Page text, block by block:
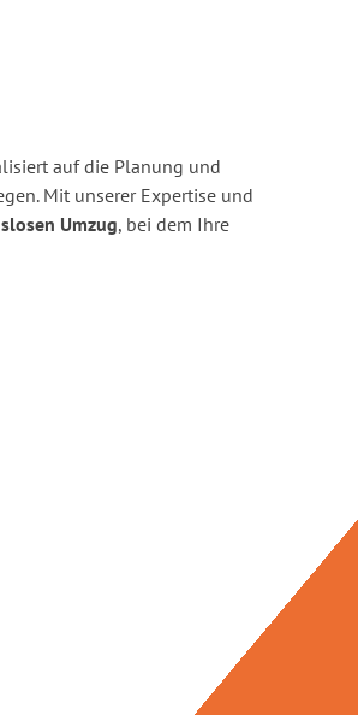
auf die Planung und
Mit unserer Expertise und
Umzug, bei dem Ihre